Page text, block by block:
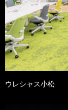
ウレシャス小松